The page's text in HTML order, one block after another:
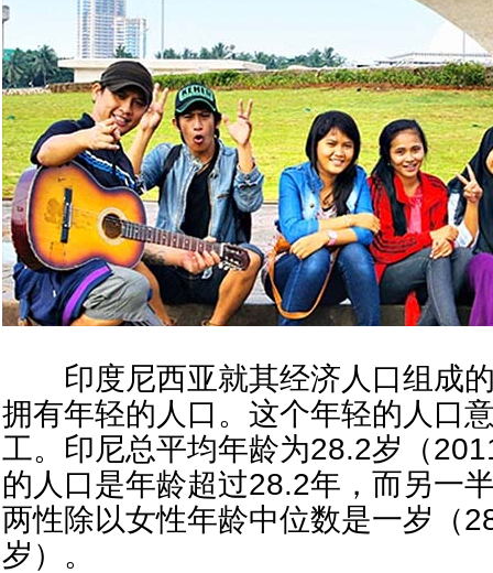
印度尼西亚就其经济人口组成的
拥有年轻的人口。这个年轻的人口
工。印尼总平均年龄为28.2岁（
的人口是年龄超过28.2年，而另一
两性除以女性年龄中位数是一岁（
岁）。